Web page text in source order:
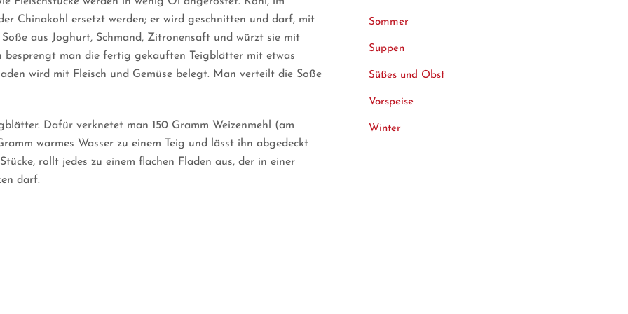
Chinakohl ersetzt werden; er wird geschnitten und darf, mit
aus Joghurt, Schmand, Zitronensaft und würzt sie mit
man die fertig gekauften Teigblätter mit etwas
wird mit Fleisch und Gemüse belegt. Man verteilt die Soße
Dafür verknetet man 150 Gramm Weizenmehl (am
warmes Wasser zu einem Teig und lässt ihn abgedeckt
rollt jedes zu einem flachen Fladen aus, der in einer
darf.
Sommer
Suppen
Süßes und Obst
Vorspeise
Winter